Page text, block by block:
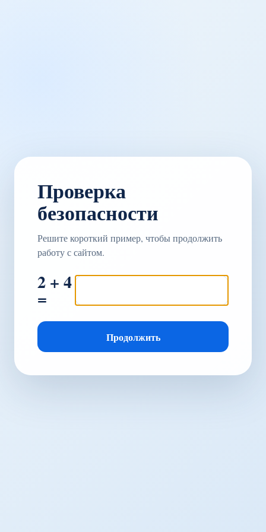
Проверка
безопасности
Решите короткий пример, чтобы продолжить
работу с сайтом.
2 + 4
=
Продолжить